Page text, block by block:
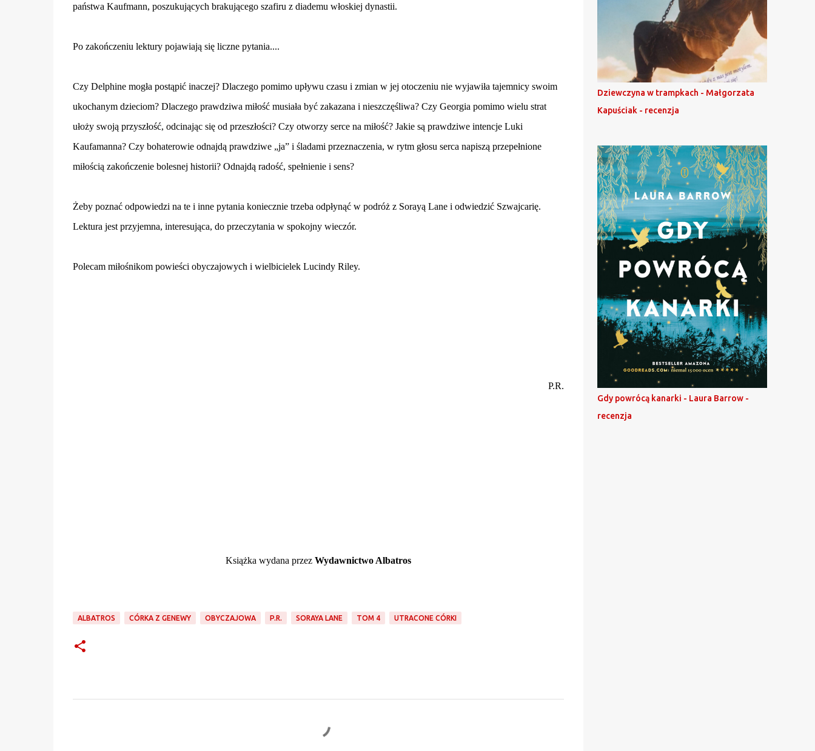
państwa Kaufmann, poszukujących brakującego szafiru z diademu włoskiej dynastii.
Po zakończeniu lektury pojawiają się liczne pytania....
Czy Delphine mogła postąpić inaczej? Dlaczego pomimo upływu czasu i zmian w jej otoczeniu nie wyjawiła tajemnicy swoim
ukochanym dzieciom? Dlaczego prawdziwa miłość musiała być zakazana i nieszczęśliwa? Czy Georgia pomimo wielu strat
ułoży swoją przyszłość, odcinając się od przeszłości? Czy otworzy serce na miłość? Jakie są prawdziwe intencje Luki
Kaufamanna? Czy bohaterowie odnajdą prawdziwe „ja” i śladami przeznaczenia, w rytm głosu serca napiszą przepełnione
miłością zakończenie bolesnej historii? Odnajdą radość, spełnienie i sens?
Żeby poznać odpowiedzi na te i inne pytania koniecznie trzeba odpłynąć w podróż z Sorayą Lane i odwiedzić Szwajcarię.
Lektura jest przyjemna, interesująca, do przeczytania w spokojny wieczór.
Polecam miłośnikom powieści obyczajowych i wielbicielek Lucindy Riley.
P.R.
Książka wydana przez Wydawnictwo Albatros
ALBATROS CÓRKA Z GENEWY OBYCZAJOWA P.R. SORAYA LANE TOM 4 UTRACONE CÓRKI
Dziewczyna w trampkach - Małgorzata
Kapuściak - recenzja
Gdy powrócą kanarki - Laura Barrow -
recenzja